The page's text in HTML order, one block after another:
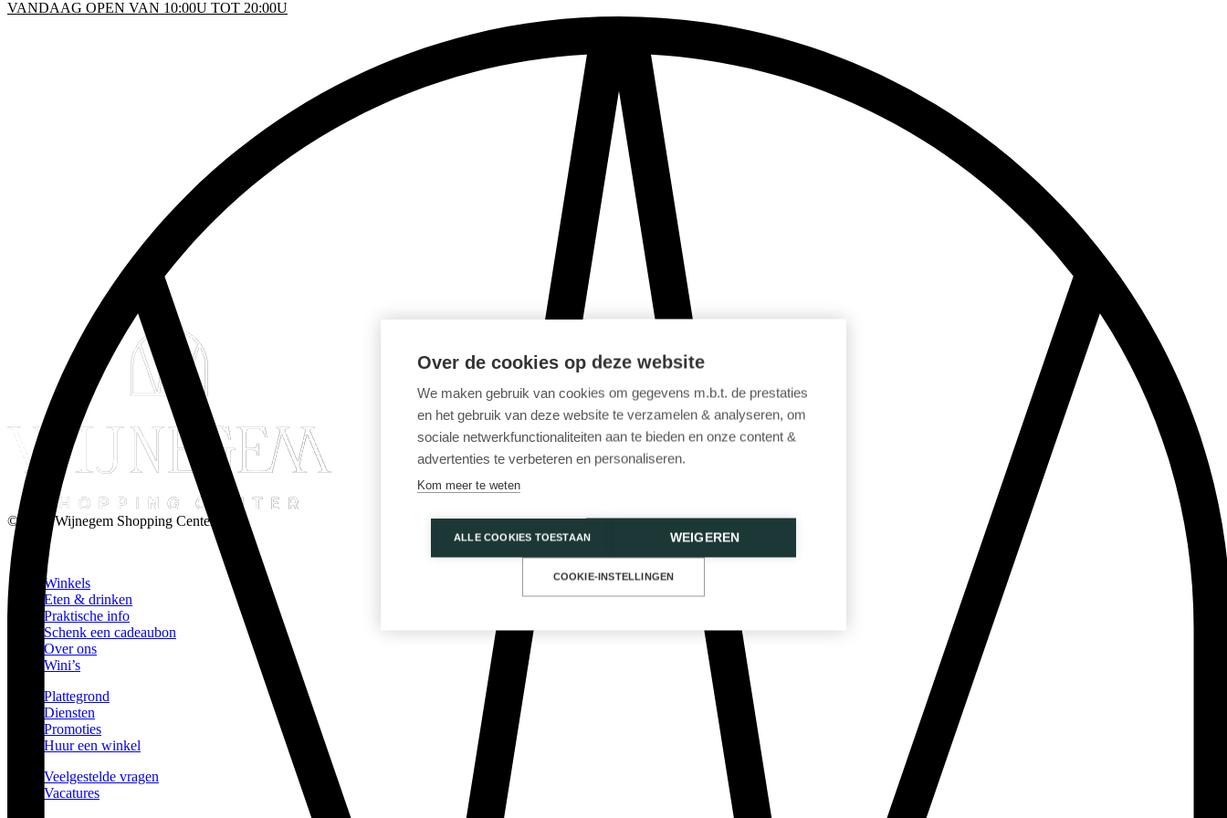
VANDAAG OPEN VAN 10:00U TOT 20:00U
© 2026 Wijnegem Shopping Center
Winkels
Eten & drinken
Praktische info
Schenk een cadeaubon
Over ons
Wini’s
Plattegrond
Diensten
Promoties
Huur een winkel
Veelgestelde vragen
Vacatures
Over de cookies op deze website
We maken gebruik van cookies om gegevens m.b.t. de prestaties
en het gebruik van deze website te verzamelen & analyseren, om
sociale netwerkfunctionaliteiten aan te bieden en onze content &
advertenties te verbeteren en personaliseren.
Kom meer te weten
ALLE COOKIES TOESTAAN WEIGEREN
COOKIE-INSTELLINGEN